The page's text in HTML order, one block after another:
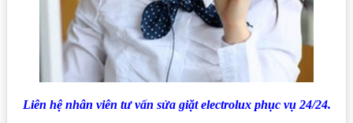
Liên hệ nhân viên tư vấn sửa giặt electrolux phục vụ 24/24.